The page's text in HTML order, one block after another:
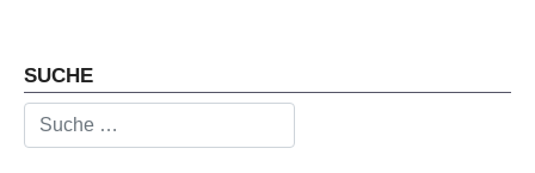
SUCHE
Suchen